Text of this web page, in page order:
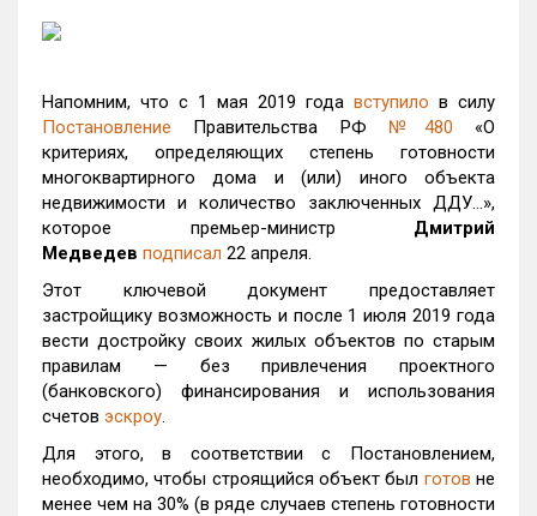
Напомним, что с 1 мая 2019 года вступило в силу
Постановление Правительства РФ №480 «О
критериях, определяющих степень готовности
многоквартирного дома и (или) иного объекта
недвижимости и количество заключенных ДДУ…»,
которое премьер-министр Дмитрий
Медведев подписал 22 апреля.
Этот ключевой документ предоставляет
застройщику возможность и после 1 июля 2019 года
вести достройку своих жилых объектов по старым
правилам — без привлечения проектного
(банковского) финансирования и использования
счетов эскроу.
Для этого, в соответствии с Постановлением,
необходимо, чтобы строящийся объект был готов не
менее чем на 30% (в ряде случаев степень готовности